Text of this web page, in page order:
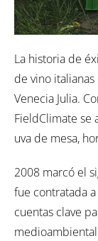
La historia de
de vino italianas
Venecia Julia.
FieldClimate se
uva de mesa,
2008 marcó el
fue contratada
cuentas clave